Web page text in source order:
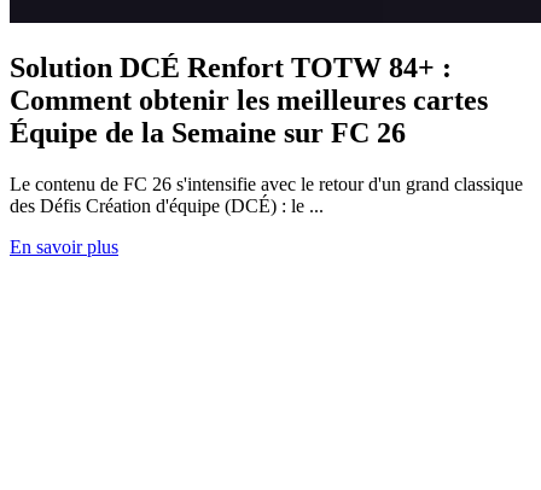
Solution DCÉ Renfort TOTW 84+ :
Comment obtenir les meilleures cartes
Équipe de la Semaine sur FC 26
Le contenu de FC 26 s'intensifie avec le retour d'un grand classique
des Défis Création d'équipe (DCÉ) : le ...
En savoir plus